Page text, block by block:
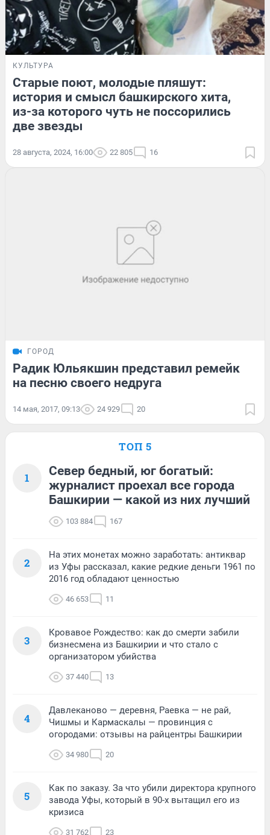
КУЛЬТУРА
Старые поют, молодые пляшут:
история и смысл башкирского хита,
из-за которого чуть не поссорились
две звезды
28 августа, 2024, 16:00 22 805 16
ГОРОД
Радик Юльякшин представил ремейк
на песню своего недруга
14 мая, 2017, 09:13 24 929 20
ТОП 5
1
Север бедный, юг богатый:
журналист проехал все города
Башкирии — какой из них лучший
103 884 167
2
На этих монетах можно заработать: антиквар
из Уфы рассказал, какие редкие деньги 1961 по
2016 год обладают ценностью
46 653 11
3
Кровавое Рождество: как до смерти забили
бизнесмена из Башкирии и что стало с
организатором убийства
37 440 13
4
Давлеканово — деревня, Раевка — не рай,
Чишмы и Кармаскалы — провинция с
огородами: отзывы на райцентры Башкирии
34 980 20
5
Как по заказу. За что убили директора крупного
завода Уфы, который в 90-х вытащил его из
кризиса
31 762 23